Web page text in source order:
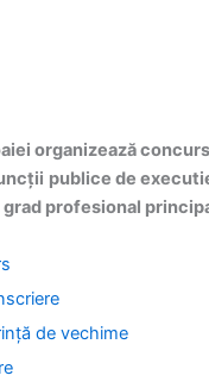
organizează
publice de
grad profesional
de vechime